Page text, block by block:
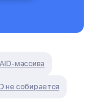
массива
не собирается